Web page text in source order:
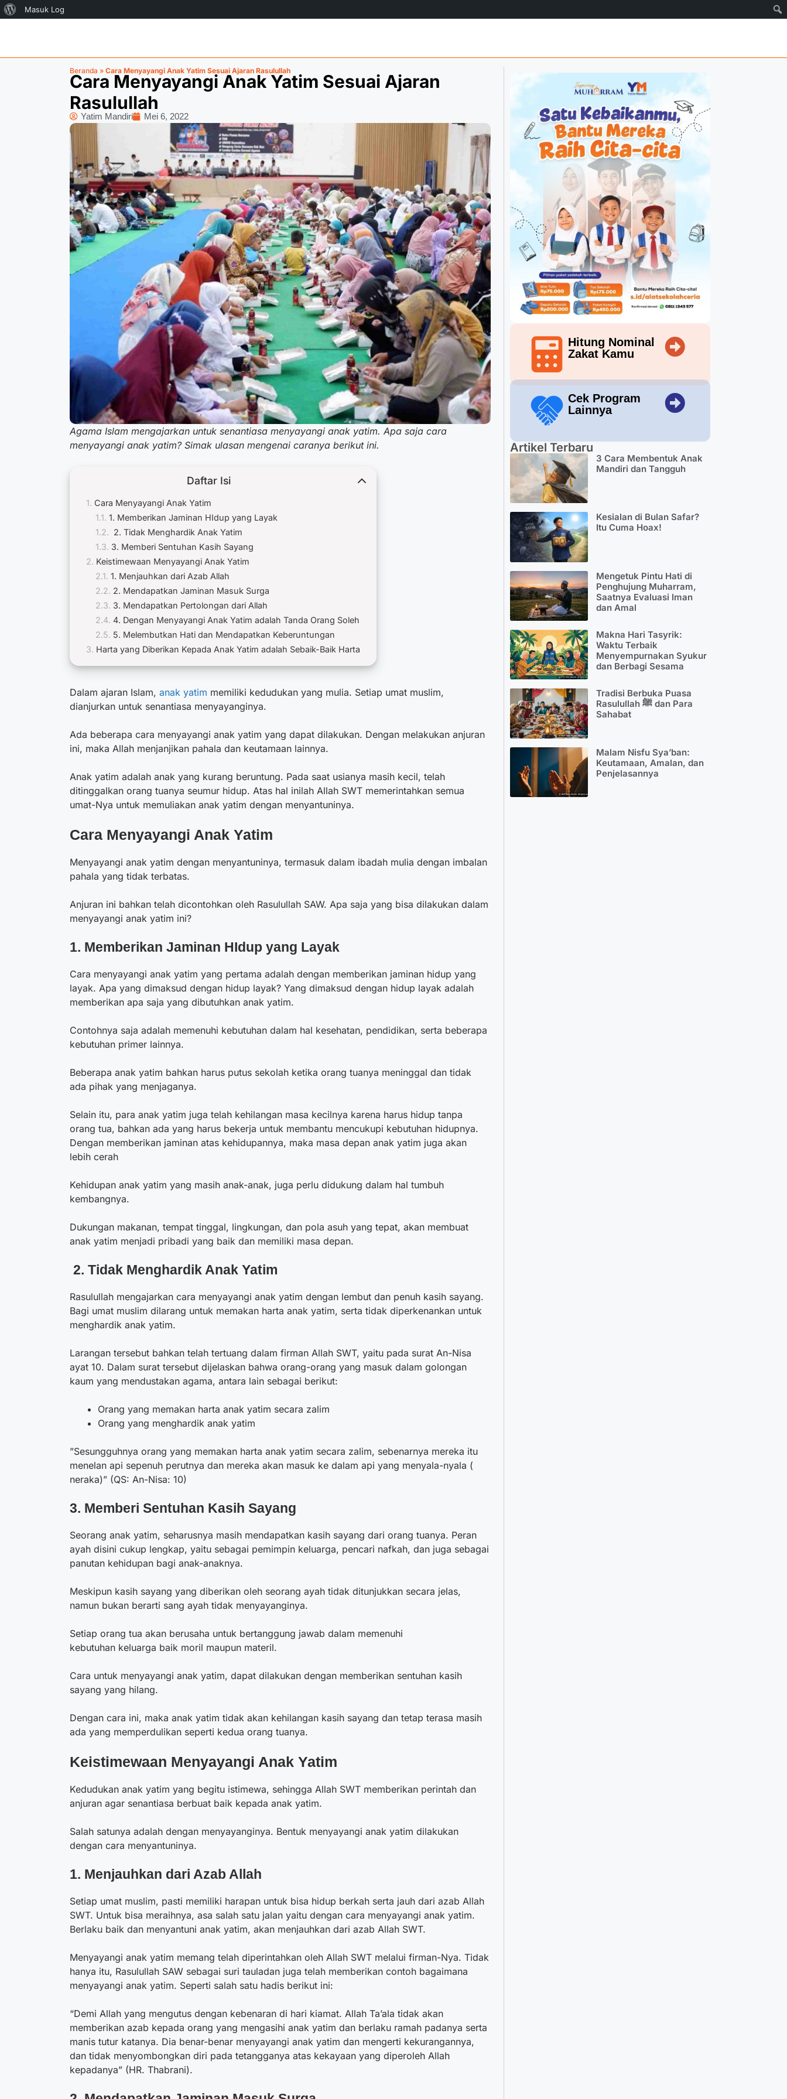
Masuk Log
Beranda » Cara Menyayangi Anak Yatim Sesuai Ajaran Rasulullah
Cara Menyayangi Anak Yatim Sesuai Ajaran
Rasulullah
Yatim Mandiri Mei 6, 2022
Agama Islam mengajarkan untuk senantiasa menyayangi anak yatim. Apa saja cara
menyayangi anak yatim? Simak ulasan mengenai caranya berikut ini.
Daftar Isi
Cara Menyayangi Anak Yatim
1. Memberikan Jaminan HIdup yang Layak
2. Tidak Menghardik Anak Yatim
3. Memberi Sentuhan Kasih Sayang
Keistimewaan Menyayangi Anak Yatim
1. Menjauhkan dari Azab Allah
2. Mendapatkan Jaminan Masuk Surga
3. Mendapatkan Pertolongan dari Allah
4. Dengan Menyayangi Anak Yatim adalah Tanda Orang Soleh
5. Melembutkan Hati dan Mendapatkan Keberuntungan
Harta yang Diberikan Kepada Anak Yatim adalah Sebaik-Baik Harta
Dalam ajaran Islam, anak yatim memiliki kedudukan yang mulia. Setiap umat muslim,
dianjurkan untuk senantiasa menyayanginya.
Ada beberapa cara menyayangi anak yatim yang dapat dilakukan. Dengan melakukan anjuran
ini, maka Allah menjanjikan pahala dan keutamaan lainnya.
Anak yatim adalah anak yang kurang beruntung. Pada saat usianya masih kecil, telah
ditinggalkan orang tuanya seumur hidup. Atas hal inilah Allah SWT memerintahkan semua
umat-Nya untuk memuliakan anak yatim dengan menyantuninya.
Cara Menyayangi Anak Yatim
Menyayangi anak yatim dengan menyantuninya, termasuk dalam ibadah mulia dengan imbalan
pahala yang tidak terbatas.
Anjuran ini bahkan telah dicontohkan oleh Rasulullah SAW. Apa saja yang bisa dilakukan dalam
menyayangi anak yatim ini?
1. Memberikan Jaminan HIdup yang Layak
Cara menyayangi anak yatim yang pertama adalah dengan memberikan jaminan hidup yang
layak. Apa yang dimaksud dengan hidup layak? Yang dimaksud dengan hidup layak adalah
memberikan apa saja yang dibutuhkan anak yatim.
Contohnya saja adalah memenuhi kebutuhan dalam hal kesehatan, pendidikan, serta beberapa
kebutuhan primer lainnya.
Beberapa anak yatim bahkan harus putus sekolah ketika orang tuanya meninggal dan tidak
ada pihak yang menjaganya.
Selain itu, para anak yatim juga telah kehilangan masa kecilnya karena harus hidup tanpa
orang tua, bahkan ada yang harus bekerja untuk membantu mencukupi kebutuhan hidupnya.
Dengan memberikan jaminan atas kehidupannya, maka masa depan anak yatim juga akan
lebih cerah
Kehidupan anak yatim yang masih anak-anak, juga perlu didukung dalam hal tumbuh
kembangnya.
Dukungan makanan, tempat tinggal, lingkungan, dan pola asuh yang tepat, akan membuat
anak yatim menjadi pribadi yang baik dan memiliki masa depan.
2. Tidak Menghardik Anak Yatim
Rasulullah mengajarkan cara menyayangi anak yatim dengan lembut dan penuh kasih sayang.
Bagi umat muslim dilarang untuk memakan harta anak yatim, serta tidak diperkenankan untuk
menghardik anak yatim.
Larangan tersebut bahkan telah tertuang dalam firman Allah SWT, yaitu pada surat An-Nisa
ayat 10. Dalam surat tersebut dijelaskan bahwa orang-orang yang masuk dalam golongan
kaum yang mendustakan agama, antara lain sebagai berikut:
Orang yang memakan harta anak yatim secara zalim
Orang yang menghardik anak yatim
”Sesungguhnya orang yang memakan harta anak yatim secara zalim, sebenarnya mereka itu
menelan api sepenuh perutnya dan mereka akan masuk ke dalam api yang menyala-nyala (
neraka)” (QS: An-Nisa: 10)
3. Memberi Sentuhan Kasih Sayang
Seorang anak yatim, seharusnya masih mendapatkan kasih sayang dari orang tuanya. Peran
ayah disini cukup lengkap, yaitu sebagai pemimpin keluarga, pencari nafkah, dan juga sebagai
panutan kehidupan bagi anak-anaknya.
Meskipun kasih sayang yang diberikan oleh seorang ayah tidak ditunjukkan secara jelas,
namun bukan berarti sang ayah tidak menyayanginya.
Setiap orang tua akan berusaha untuk bertanggung jawab dalam memenuhi
kebutuhan keluarga baik moril maupun materil.
Cara untuk menyayangi anak yatim, dapat dilakukan dengan memberikan sentuhan kasih
sayang yang hilang.
Dengan cara ini, maka anak yatim tidak akan kehilangan kasih sayang dan tetap terasa masih
ada yang memperdulikan seperti kedua orang tuanya.
Keistimewaan Menyayangi Anak Yatim
Kedudukan anak yatim yang begitu istimewa, sehingga Allah SWT memberikan perintah dan
anjuran agar senantiasa berbuat baik kepada anak yatim.
Salah satunya adalah dengan menyayanginya. Bentuk menyayangi anak yatim dilakukan
dengan cara menyantuninya.
1. Menjauhkan dari Azab Allah
Setiap umat muslim, pasti memiliki harapan untuk bisa hidup berkah serta jauh dari azab Allah
SWT. Untuk bisa meraihnya, asa salah satu jalan yaitu dengan cara menyayangi anak yatim.
Berlaku baik dan menyantuni anak yatim, akan menjauhkan dari azab Allah SWT.
Menyayangi anak yatim memang telah diperintahkan oleh Allah SWT melalui firman-Nya. Tidak
hanya itu, Rasulullah SAW sebagai suri tauladan juga telah memberikan contoh bagaimana
menyayangi anak yatim. Seperti salah satu hadis berikut ini:
“Demi Allah yang mengutus dengan kebenaran di hari kiamat. Allah Ta’ala tidak akan
memberikan azab kepada orang yang mengasihi anak yatim dan berlaku ramah padanya serta
manis tutur katanya. Dia benar-benar menyayangi anak yatim dan mengerti kekurangannya,
dan tidak menyombongkan diri pada tetangganya atas kekayaan yang diperoleh Allah
kepadanya” (HR. Thabrani).
Hitung Nominal
Zakat Kamu
Cek Program
Lainnya
Artikel Terbaru
3 Cara Membentuk Anak
Mandiri dan Tangguh
Kesialan di Bulan Safar?
Itu Cuma Hoax!
Mengetuk Pintu Hati di
Penghujung Muharram,
Saatnya Evaluasi Iman
dan Amal
Makna Hari Tasyrik:
Waktu Terbaik
Menyempurnakan Syukur
dan Berbagi Sesama
Tradisi Berbuka Puasa
Rasulullah ﷺ dan Para
Sahabat
Malam Nisfu Sya’ban:
Keutamaan, Amalan, dan
Penjelasannya